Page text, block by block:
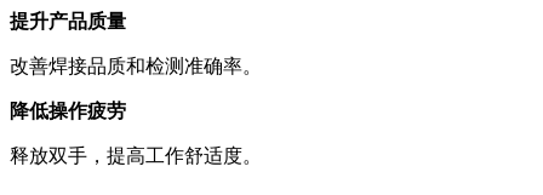
提升产品质量
改善焊接品质和检测准确率。
降低操作疲劳
释放双手，提高工作舒适度。